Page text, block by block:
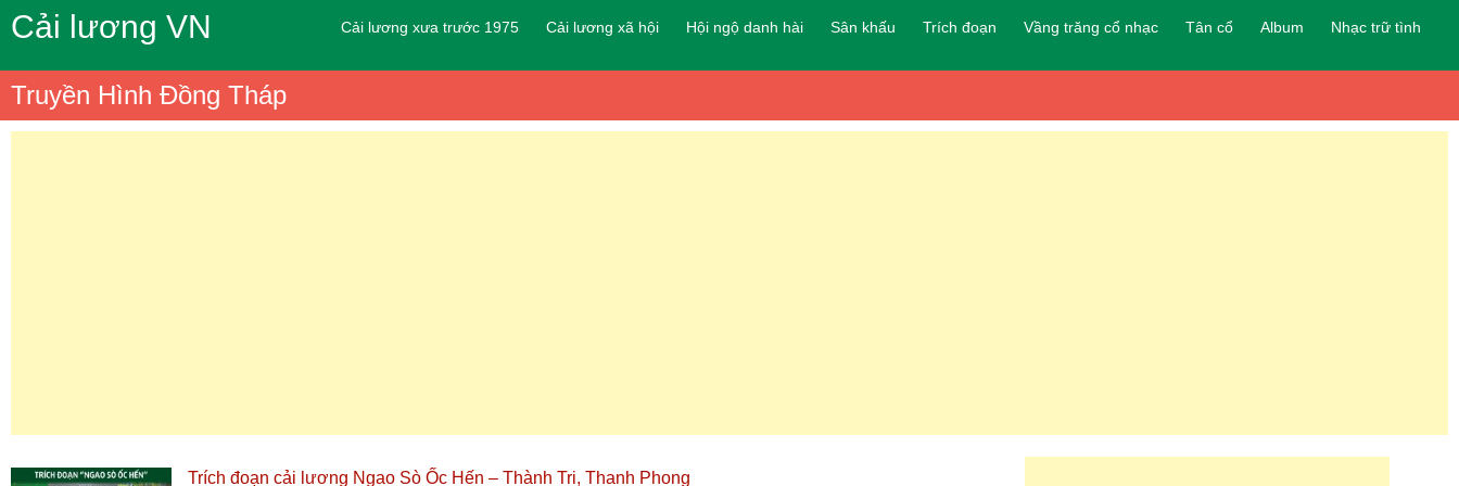
Cải lương VN Cải lương xưa trước 1975 Cải lương xã hội Hội ngộ danh hài Sân khấu Trích đoạn Vầng trăng cổ nhạc Tân cổ Album Nhạc trữ tình
Truyền Hình Đồng Tháp
Trích đoạn cải lương Ngao Sò Ốc Hến – Thành Tri, Thanh Phong